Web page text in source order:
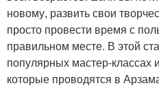
новому, развить свои
просто провести время с
правильном месте. В этой
популярных мастер-классах
которые проводятся в